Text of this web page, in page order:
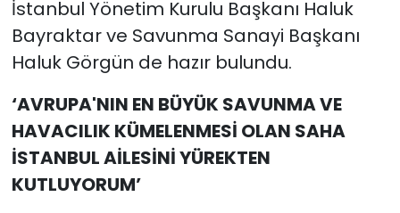
İstanbul Yönetim Kurulu Başkanı Haluk
Bayraktar ve Savunma Sanayi Başkanı
Haluk Görgün de hazır bulundu.
‘AVRUPA'NIN EN BÜYÜK SAVUNMA VE
HAVACILIK KÜMELENMESİ OLAN SAHA
İSTANBUL AİLESİNİ YÜREKTEN
KUTLUYORUM’